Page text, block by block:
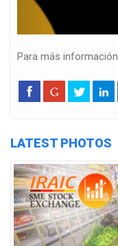
Para más información
LATEST PHOTOS